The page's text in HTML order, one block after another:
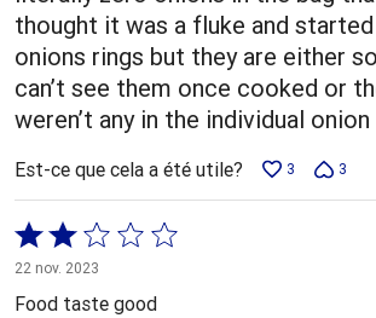
thought it was a fluke and
onions rings but they are either
can’t see them once cooked or
weren’t any in the individual onion
Est-ce que cela a été utile? 3 3
Coté
2 sur
5
22 nov. 2023
Food taste good